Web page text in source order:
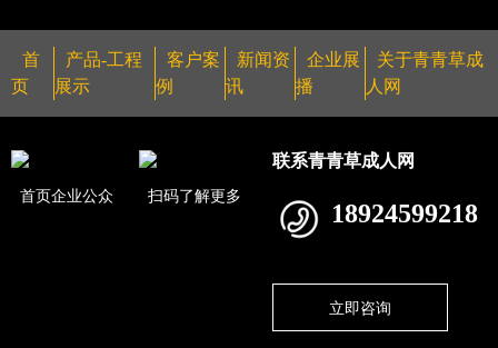
首
页
产品-工程
展示
客户案
例
新闻资
讯
企业展
播
关于青青草成
人网
首页企业公众 扫码了解更多
联系青青草成人网
18924599218
立即咨询